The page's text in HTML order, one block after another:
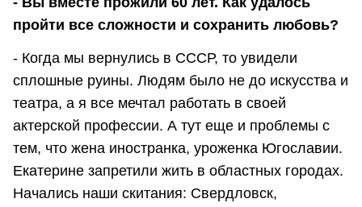
пройти все сложности и сохранить любовь?
- Когда мы вернулись в СССР, то увидели
сплошные руины. Людям было не до искусства и
театра, а я все мечтал работать в своей
актерской профессии. А тут еще и проблемы с
тем, что жена иностранка, уроженка Югославии.
Екатерине запретили жить в областных городах.
Начались наши скитания: Свердловск,